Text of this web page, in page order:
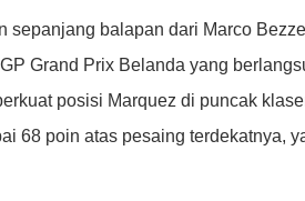
sepanjang balapan dari Marco
Grand Prix Belanda yang
posisi Marquez di puncak
68 poin atas pesaing terdekatnya,